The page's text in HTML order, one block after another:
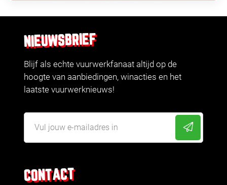
CONTACT
NIEUWSBRIEF
Blijf als echte vuurwerkfanaat altijd op de
hoogte van aanbiedingen, winacties en het
laatste vuurwerknieuws!